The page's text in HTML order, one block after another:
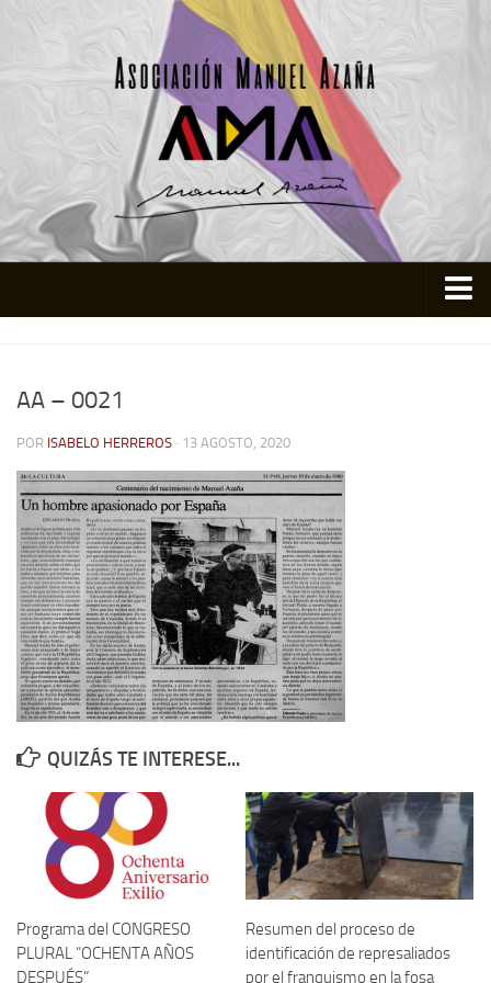
Actividades
Colabora
Contacto
Memoria Histórica
Investigación previa de la represión en Talavera de la Reina (1937-
1947).
Informe Represión en Toledo 1936-1947 | Buscador
Informe de la fosa de abril de 1939 de Tembleque
Personajes republicanos
Izquierda Republicana. Agrupaciones y Militantes (1934-1939)
Izquierda Republicana. Navarra
Textos esenciales del republicanismo
AA – 0021
POR ISABELO HERREROS · 13 AGOSTO, 2020
QUIZÁS TE INTERESE...
Programa del CONGRESO
PLURAL “OCHENTA AÑOS
DESPUÉS”
Resumen del proceso de
identificación de represaliados
por el franquismo en la fosa